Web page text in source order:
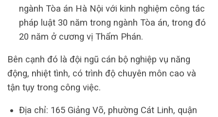
ngành Tòa án Hà Nội với kinh nghiệm công tác
pháp luật 30 năm trong ngành Tòa án, trong đó
20 năm ở cương vị Thẩm Phán.
Bên cạnh đó là đội ngũ cán bộ nghiệp vụ năng
động, nhiệt tình, có trình độ chuyên môn cao và
tận tụy trong công việc.
Địa chỉ: 165 Giảng Võ, phường Cát Linh, quận